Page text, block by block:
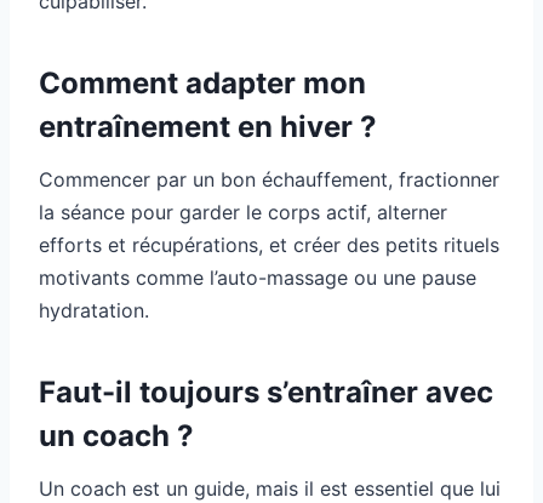
Comment adapter mon
entraînement en hiver ?
Commencer par un bon échauffement, fractionner
la séance pour garder le corps actif, alterner
efforts et récupérations, et créer des petits rituels
motivants comme l’auto-massage ou une pause
hydratation.
Faut-il toujours s’entraîner avec
un coach ?
Un coach est un guide, mais il est essentiel que lui